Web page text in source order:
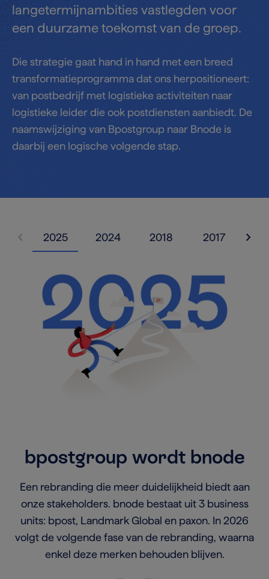
langetermijnambities vastlegden voor
een duurzame toekomst van de groep.
Die strategie gaat hand in hand met een breed
transformatieprogramma dat ons herpositioneert:
van postbedrijf met logistieke activiteiten naar
logistieke leider die ook postdiensten aanbiedt. De
naamswijziging van Bpostgroup naar Bnode is
daarbij een logische volgende stap.
keyboard_arrow_left 2025 2024 2018 2017 keyboard_arrow_right
bpostgroup wordt bnode
Een rebranding die meer duidelijkheid biedt aan
onze stakeholders. bnode bestaat uit 3 business
units: bpost, Landmark Global en paxon. In 2026
volgt de volgende fase van de rebranding, waarna
enkel deze merken behouden blijven.